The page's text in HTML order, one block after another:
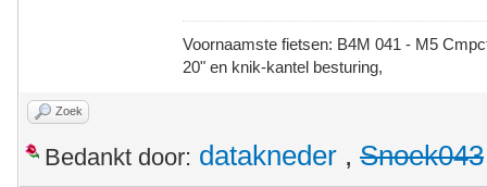
Voornaamste fietsen: B4M 041 - M5
20" en knik-kantel besturing,
Zoek
Bedankt door: datakneder , Snoek043